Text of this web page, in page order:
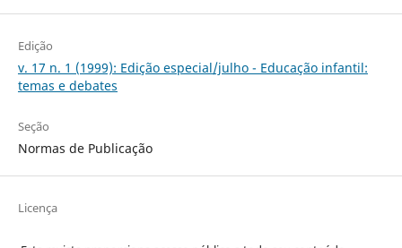
Edição
v. 17 n. 1 (1999): Edição especial/julho - Educação infantil:
temas e debates
Seção
Normas de Publicação
Licença